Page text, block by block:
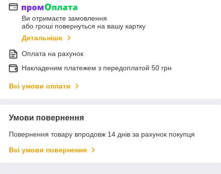
Ви отримаєте замовлення
або гроші повернуться на вашу картку
Детальніше
Оплата на рахунок
Накладеним платежем з передоплатой 50 грн
Всі умови оплати
Умови повернення
Повернення товару впродовж 14 днів за рахунок покупця
Всі умови повернення